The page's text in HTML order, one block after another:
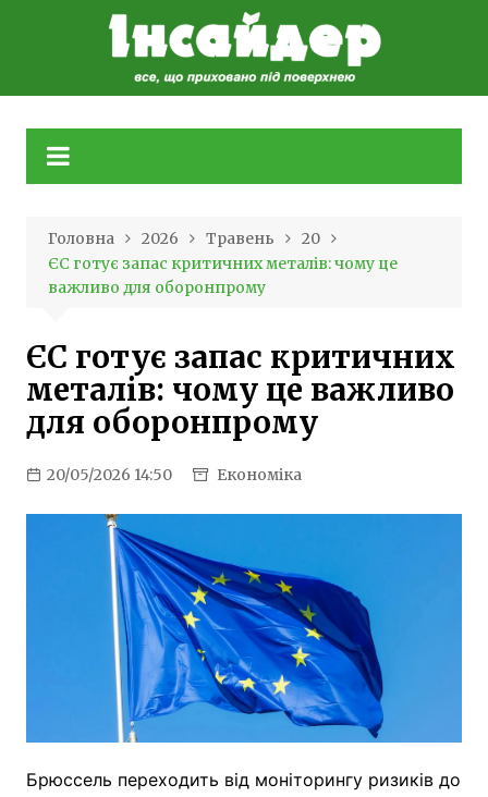
Головна 2026 Травень
20
ЄС готує запас критичних металів: чому це
важливо для оборонпрому
ЄС готує запас критичних
металів: чому це важливо
для оборонпрому
20/05/2026 14:50 Економіка
Брюссель переходить від моніторингу ризиків до